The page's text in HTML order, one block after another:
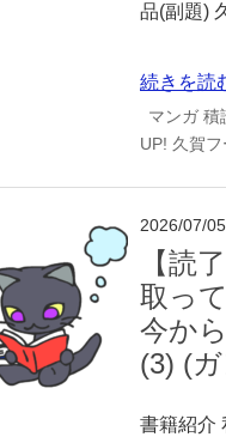
品(副題)
続きを読
マンガ 積
UP! 久賀フ
2026/07/05
【読
取っ
今か
(3) (
書籍紹介